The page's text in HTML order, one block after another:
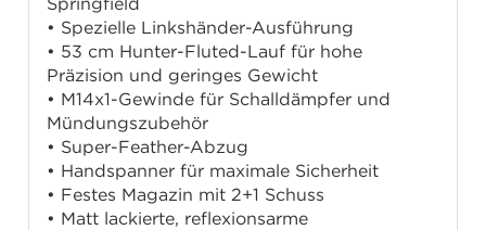
• Spezielle Linkshänder-Ausführung
• 53 cm Hunter-Fluted-Lauf für hohe
Präzision und geringes Gewicht
• M14x1-Gewinde für Schalldämpfer und
Mündungszubehör
• Super-Feather-Abzug
• Handspanner für maximale Sicherheit
• Festes Magazin mit 2+1 Schuss
• Matt lackierte, reflexionsarme